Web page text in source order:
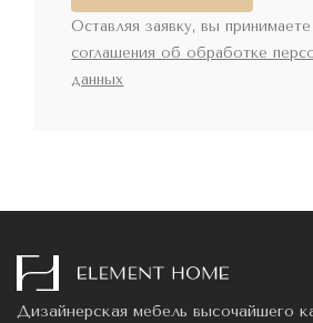
Оставляя заявку, вы
соглашения об обработке
данных
Дизайнерская мебель высочайшего